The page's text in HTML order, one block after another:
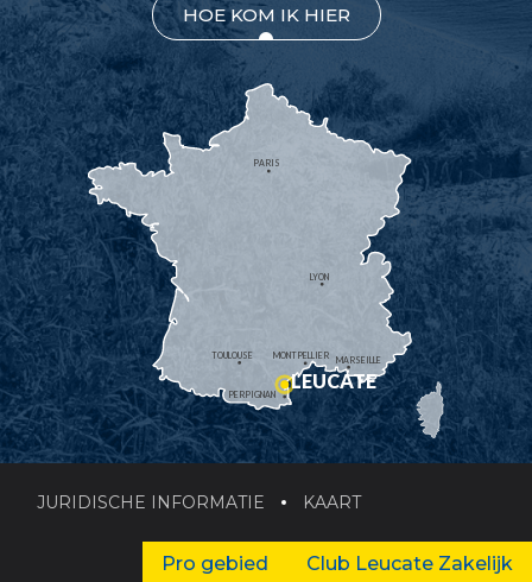
HOE KOM IK HIER
MONTPELLIER
PERPIGNAN
MARSEILLE
TOULOUSE
LYON
PARIS
LEUCATE
JURIDISCHE INFORMATIE KAART
Pro gebied Club Leucate Zakelijk